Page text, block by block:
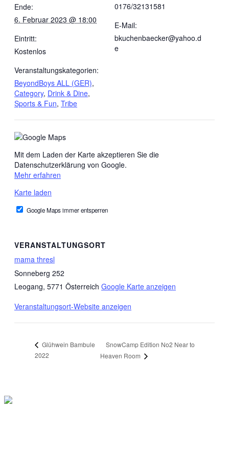
Ende:
6. Februar 2023 @ 18:00
Eintritt:
Kostenlos
Veranstaltungskategorien:
BeyondBoys ALL (GER),
Category, Drink & Dine,
Sports & Fun, Tribe
0176/32131581
E-Mail:
bkuchenbaecker@yahoo.d
e
VERANSTALTUNGSORT
mama thresl
Sonneberg 252
Leogang, 5771 Österreich Google Karte anzeigen
Veranstaltungsort-Website anzeigen
Mit dem Laden der Karte akzeptieren Sie die
Datenschutzerklärung von Google.
Mehr erfahren
Karte laden
Google Maps immer entsperren
Glühwein Bambule
2022
SnowCamp Edition No2 Near to
Heaven Room